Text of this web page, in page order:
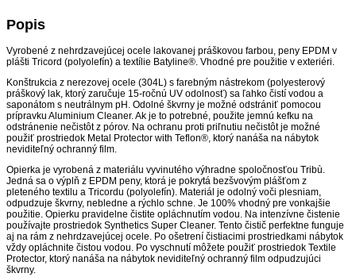
Popis
Vyrobené z nehrdzavejúcej ocele lakovanej práškovou farbou, peny EPDM v
plášti Tricord (polyolefín) a textílie Batyline®. Vhodné pre použitie v exteriéri.
Konštrukcia z nerezovej ocele (304L) s farebným nástrekom (polyesterový
práškový lak, ktorý zaručuje 15-ročnú UV odolnosť) sa ľahko čistí vodou a
saponátom s neutrálnym pH. Odolné škvrny je možné odstrániť pomocou
prípravku Aluminium Cleaner. Ak je to potrebné, použite jemnú kefku na
odstránenie nečistôt z pórov. Na ochranu proti priľnutiu nečistôt je možné
použiť prostriedok Metal Protector with Teflon®, ktorý nanáša na nábytok
neviditeľný ochranný film.
Opierka je vyrobená z materiálu vyvinutého výhradne spoločnosťou Tribù.
Jedná sa o výplň z EPDM peny, ktorá je pokrytá bezšvovým plášťom z
pleteného textilu a Tricordu (polyolefín). Materiál je odolný voči plesniam,
odpudzuje škvrny, nebledne a rýchlo schne. Je 100% vhodný pre vonkajšie
použitie. Opierku pravidelne čistite opláchnutím vodou. Na intenzívne čistenie
používajte prostriedok Synthetics Super Cleaner. Tento čistič perfektne funguje
aj na rám z nehrdzavejúcej ocele. Po ošetrení čistiacimi prostriedkami nábytok
vždy opláchnite čistou vodou. Po vyschnutí môžete použiť prostriedok Textile
Protector, ktorý nanáša na nábytok neviditeľný ochranný film odpudzujúci
škvrny.